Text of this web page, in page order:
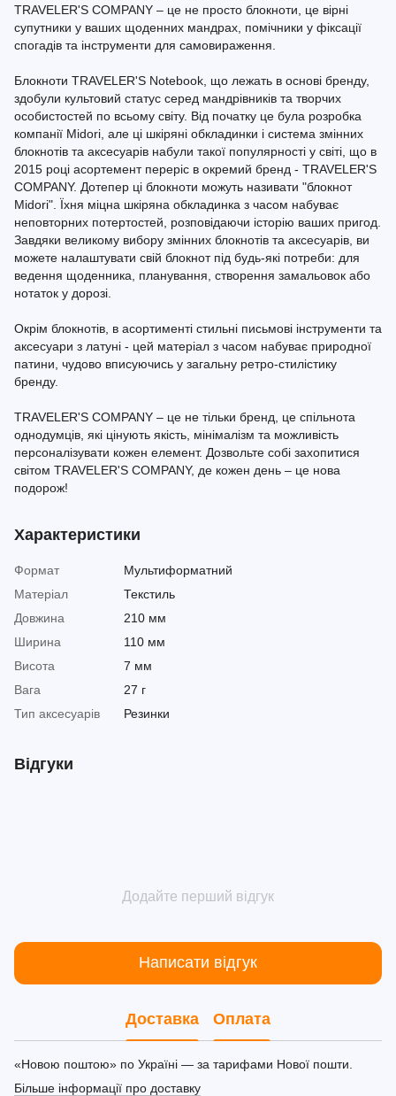
TRAVELER'S COMPANY – це не просто блокноти, це вірні
супутники у ваших щоденних мандрах, помічники у фіксації
спогадів та інструменти для самовираження.
Блокноти TRAVELER'S Notebook, що лежать в основі бренду,
здобули культовий статус серед мандрівників та творчих
особистостей по всьому світу. Від початку це була розробка
компанії Midori, але ці шкіряні обкладинки і система змінних
блокнотів та аксесуарів набули такої популярності у світі, що в
2015 році асортемент переріс в окремий бренд - TRAVELER'S
COMPANY. Дотепер ці блокноти можуть називати "блокнот
Midori". Їхня міцна шкіряна обкладинка з часом набуває
неповторних потертостей, розповідаючи історію ваших пригод.
Завдяки великому вибору змінних блокнотів та аксесуарів, ви
можете налаштувати свій блокнот під будь-які потреби: для
ведення щоденника, планування, створення замальовок або
нотаток у дорозі.
Окрім блокнотів, в асортименті стильні письмові інструменти та
аксесуари з латуні - цей матеріал з часом набуває природної
патини, чудово вписуючись у загальну ретро-стилістику
бренду.
TRAVELER'S COMPANY – це не тільки бренд, це спільнота
однодумців, які цінують якість, мінімалізм та можливість
персоналізувати кожен елемент. Дозвольте собі захопитися
світом TRAVELER'S COMPANY, де кожен день – це нова
подорож!
Характеристики
Формат
Мультиформатний
Матеріал
Текстиль
Довжина
210 мм
Ширина
110 мм
Висота
7 мм
Вага
27 г
Тип аксесуарів
Резинки
Відгуки
Додайте перший відгук
Написати відгук
Доставка Оплата
«Новою поштою» по Україні — за тарифами Нової пошти.
Більше інформації про доставку